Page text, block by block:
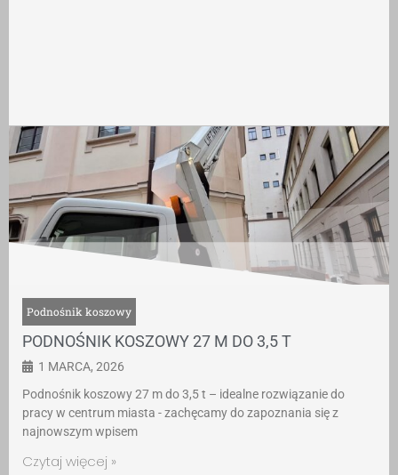
Podnośnik koszowy
PODNOŚNIK KOSZOWY 27 M DO 3,5 T
1 MARCA, 2026
Podnośnik koszowy 27 m do 3,5 t – idealne rozwiązanie do
pracy w centrum miasta - zachęcamy do zapoznania się z
najnowszym wpisem
Czytaj więcej »